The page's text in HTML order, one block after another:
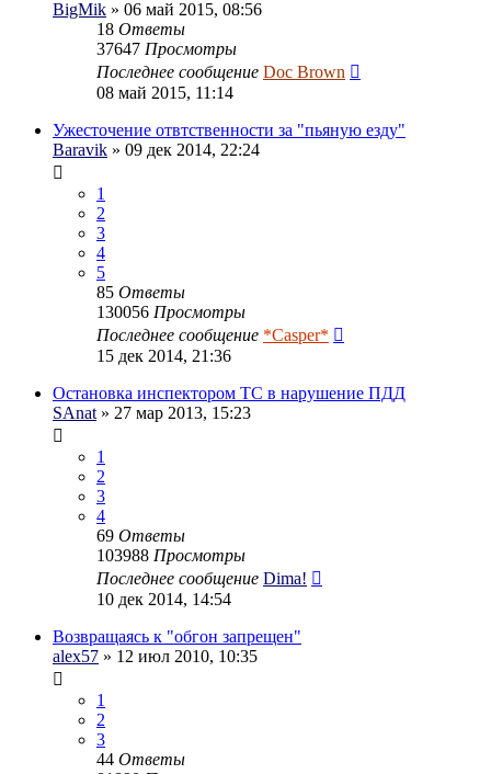
BigMik » 06 май 2015, 08:56
18 Ответы
37647 Просмотры
Последнее сообщение Doc Brown
08 май 2015, 11:14
Ужесточение отвтственности за "пьяную езду"
Baravik » 09 дек 2014, 22:24
1
2
3
4
5
85 Ответы
130056 Просмотры
Последнее сообщение *Casper*
15 дек 2014, 21:36
Остановка инспектором ТС в нарушение ПДД
SAnat » 27 мар 2013, 15:23
1
2
3
4
69 Ответы
103988 Просмотры
Последнее сообщение Dima!
10 дек 2014, 14:54
Возвращаясь к "обгон запрещен"
alex57 » 12 июл 2010, 10:35
1
2
3
44 Ответы